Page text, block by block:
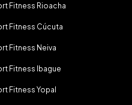
Fitness Rioacha
Fitness Cúcuta
Fitness Neiva
Fitness Ibague
Fitness Yopal